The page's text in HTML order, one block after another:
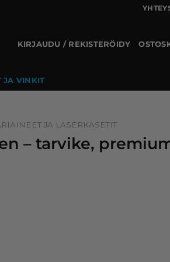
KIRJAUDU / REKISTERÖIDY
JA VINKIT
JA LASERKASETIT
– tarvike,